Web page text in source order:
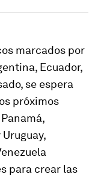
marcados por
Ecuador,
se espera
próximos
para crear las